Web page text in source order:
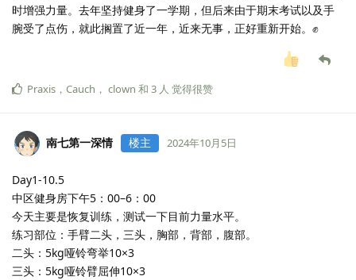
时增强力量。去年坚持健身了一学期，但后来由于期末考试以及手
腕受了点伤，就此搁置了近一年，近来无事，正好重新开始。✊
Praxis ， Cauch ， clown 和 3 人 觉得很赞
南七第一深情 楼主 2024年10月5日
Day1-10.5
中区健身房下午5：00–6：00
今天主要是恢复训练，测试一下目前力量水平。
练习部位：手臂二头，三头，胸部，背部，腹部。
二头：5kg哑铃弯举10×3
三头：5kg哑铃臂屈伸10×3